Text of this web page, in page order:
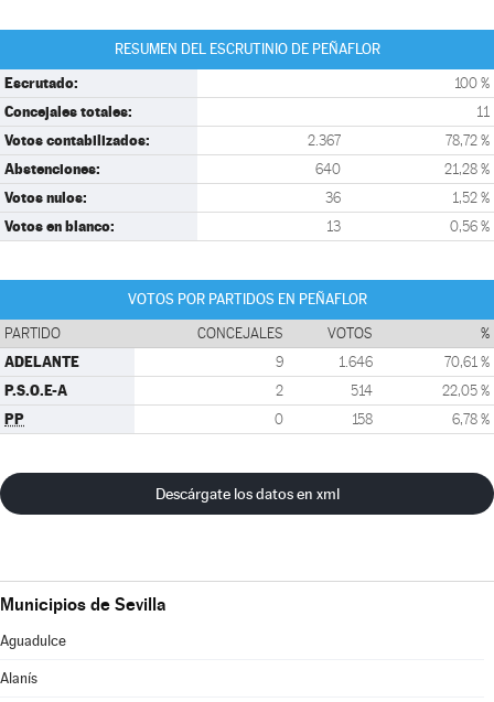
RESUMEN DEL ESCRUTINIO DE PEÑAFLOR
Escrutado: 100 %
Concejales totales: 11
Votos contabilizados: 2.367 78,72 %
Abstenciones: 640 21,28 %
Votos nulos: 36 1,52 %
Votos en blanco: 13 0,56 %
VOTOS POR PARTIDOS EN PEÑAFLOR
PARTIDO CONCEJALES VOTOS %
ADELANTE 9 1.646 70,61 %
P.S.O.E-A 2 514 22,05 %
PP 0 158 6,78 %
Descárgate los datos en xml
Municipios de Sevilla
Aguadulce
Alanís